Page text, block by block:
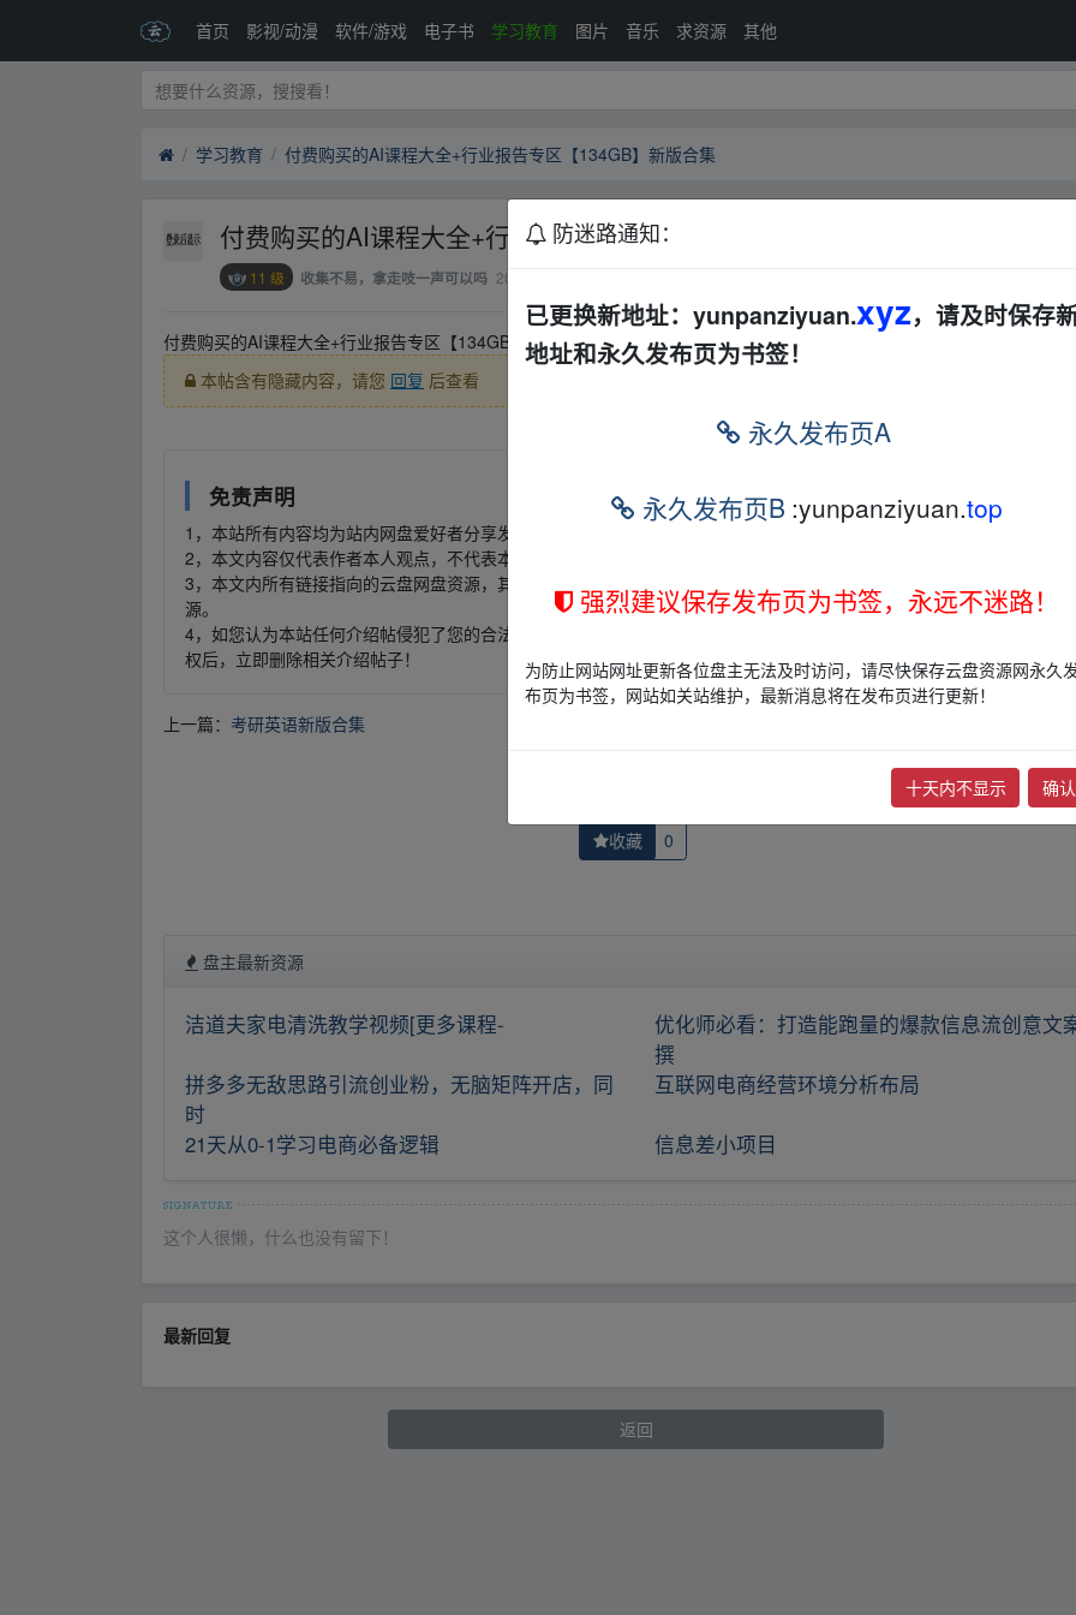
首页 影视/动漫 软件/游戏 电子书 学习教育 图片 音乐 求资源 其他
学习教育 付费购买的AI课程大全+行业报告专区【134GB】新版合集
付费购买的AI课程大全+行业报告专区【134GB】新版合集
11 级 收集不易，拿走吱一声可以吗 2024-7-2
付费购买的AI课程大全+行业报告专区【134GB】
本帖含有隐藏内容，请您 回复 后查看
免责声明
1，本站所有内容均为站内网盘爱好者分享发布的网盘链接介绍展示帖子，
2，本文内容仅代表作者本人观点，不代表本网站立场，作者文责自负。
3，本文内所有链接指向的云盘网盘资源，其版权归版权方所有！其实际管理权为帖子发布者所有，本站无法操作相关资
源。
4，如您认为本站任何介绍帖侵犯了您的合法版权，请点击
权后，立即删除相关介绍帖子！
上一篇： 考研英语新版合集 最新！教资笔试机构绝密押题卷新
收藏 0
盘主最新资源
洁道夫家电清洗教学视频[更多课程-
优化师必看：打造能跑量的爆款信息流创意文
撰
拼多多无敌思路引流创业粉，无脑矩阵开店，同
时
互联网电商经营环境分析布局
21天从0-1学习电商必备逻辑 信息差小项目
这个人很懒，什么也没有留下！
最新回复
返回
防迷路通知：
已更换新地址：yunpanziyuan.xyz，请及时保存
地址和永久发布页为书签！
永久发布页A
永久发布页B :yunpanziyuan.top
强烈建议保存发布页为书签，永远不迷路！
为防止网站网址更新各位盘主无法及时访问，请尽快保存云盘资源网永久
布页为书签，网站如关站维护，最新消息将在发布页进行更新！
十天内不显示 确认